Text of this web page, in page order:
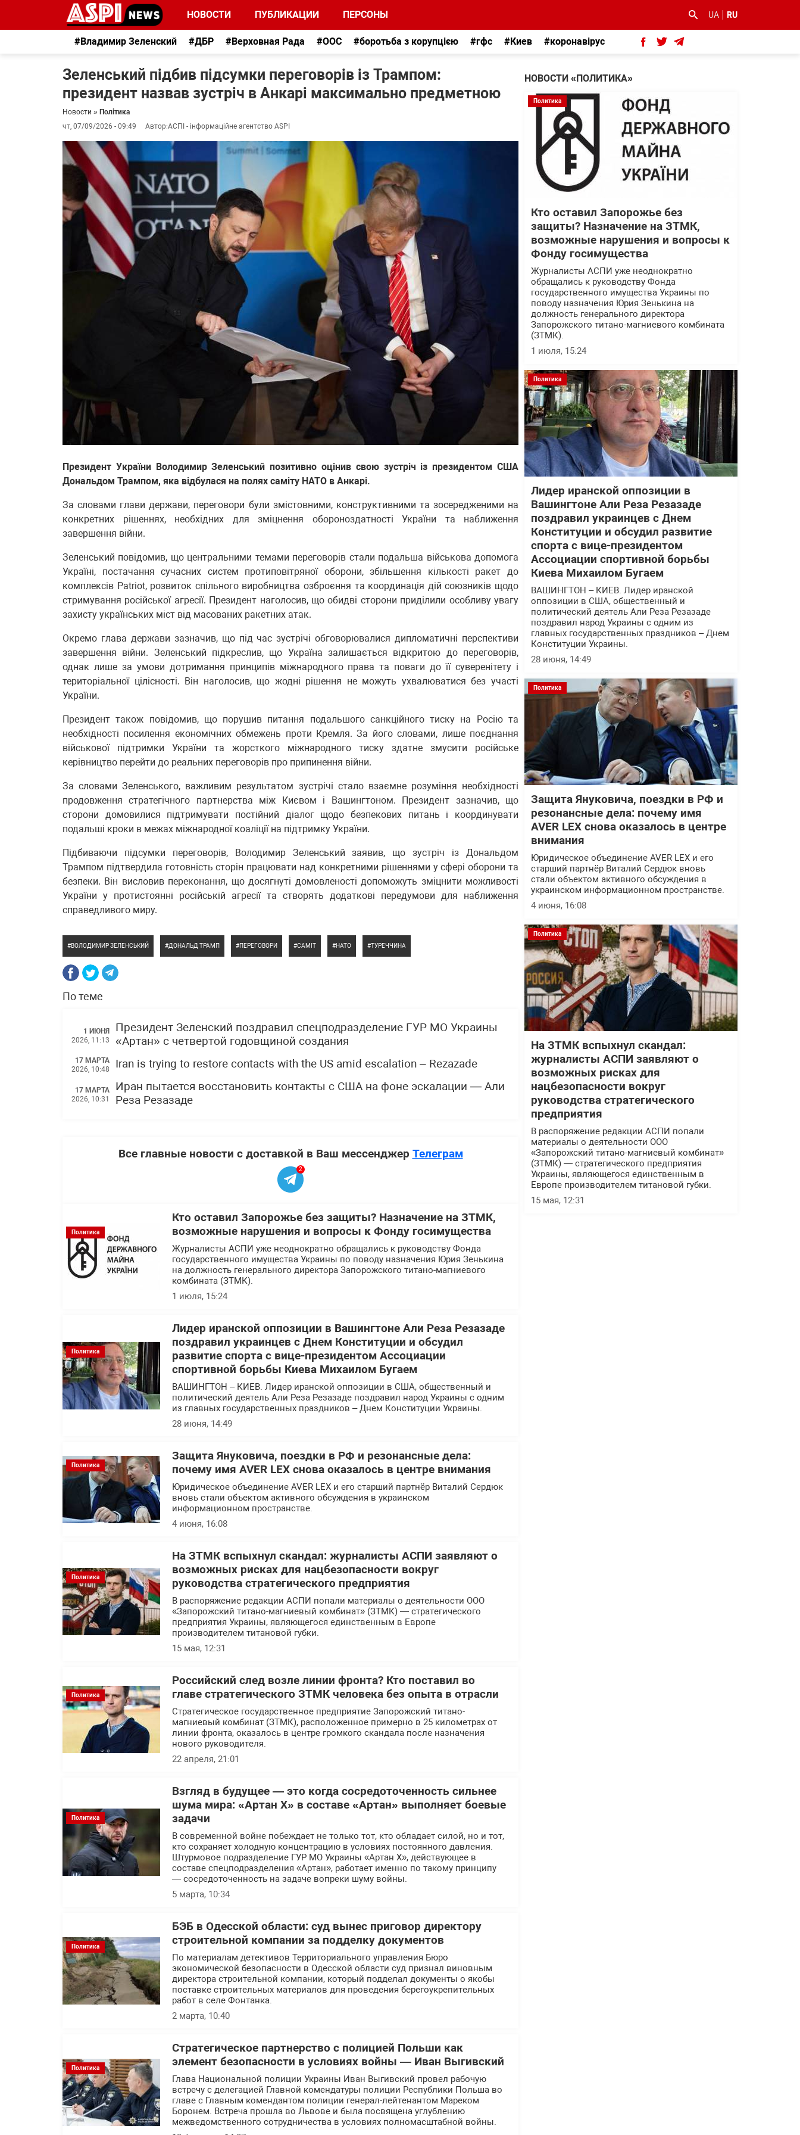
НОВОСТИ ПУБЛИКАЦИИ ПЕРСОНЫ UA RU
#Владимир Зеленский #ДБР #Верховная Рада #ООС #боротьба з корупцією #гфс #Киев #коронавірус
Зеленський підбив підсумки переговорів із Трампом:
президент назвав зустріч в Анкарі максимально предметною
Новости » Політика
чт, 07/09/2026 - 09:49
Автор:АСПІ - інформаційне агентство ASPI
Президент України Володимир Зеленський позитивно оцінив свою зустріч із президентом США
Дональдом Трампом, яка відбулася на полях саміту НАТО в Анкарі.
За словами глави держави, переговори були змістовними, конструктивними та зосередженими на
конкретних рішеннях, необхідних для зміцнення обороноздатності України та наближення
завершення війни.
Зеленський повідомив, що центральними темами переговорів стали подальша військова допомога
Україні, постачання сучасних систем протиповітряної оборони, збільшення кількості ракет до
комплексів Patriot, розвиток спільного виробництва озброєння та координація дій союзників щодо
стримування російської агресії. Президент наголосив, що обидві сторони приділили особливу увагу
захисту українських міст від масованих ракетних атак.
Окремо глава держави зазначив, що під час зустрічі обговорювалися дипломатичні перспективи
завершення війни. Зеленський підкреслив, що Україна залишається відкритою до переговорів,
однак лише за умови дотримання принципів міжнародного права та поваги до її суверенітету і
територіальної цілісності. Він наголосив, що жодні рішення не можуть ухвалюватися без участі
України.
Президент також повідомив, що порушив питання подальшого санкційного тиску на Росію та
необхідності посилення економічних обмежень проти Кремля. За його словами, лише поєднання
військової підтримки України та жорсткого міжнародного тиску здатне змусити російське
керівництво перейти до реальних переговорів про припинення війни.
За словами Зеленського, важливим результатом зустрічі стало взаємне розуміння необхідності
продовження стратегічного партнерства між Києвом і Вашингтоном. Президент зазначив, що
сторони домовилися підтримувати постійний діалог щодо безпекових питань і координувати
подальші кроки в межах міжнародної коаліції на підтримку України.
Підбиваючи підсумки переговорів, Володимир Зеленський заявив, що зустріч із Дональдом
Трампом підтвердила готовність сторін працювати над конкретними рішеннями у сфері оборони та
безпеки. Він висловив переконання, що досягнуті домовленості допоможуть зміцнити можливості
України у протистоянні російській агресії та створять додаткові передумови для наближення
справедливого миру.
ВОЛОДИМИР ЗЕЛЕНСЬКИЙ ДОНАЛЬД ТРАМП ПЕРЕГОВОРИ САМІТ НАТО ТУРЕЧЧИНА
По теме
1 ИЮНЯ
2026, 11:13
Президент Зеленский поздравил спецподразделение ГУР МО Украины
«Артан» с четвертой годовщиной создания
17 МАРТА
2026, 10:48
Iran is trying to restore contacts with the US amid escalation – Rezazade
17 МАРТА
2026, 10:31
Иран пытается восстановить контакты с США на фоне эскалации — Али
Реза Резазаде
Все главные новости с доставкой в Ваш мессенджер Телеграм
2
Политика
Кто оставил Запорожье без защиты? Назначение на ЗТМК,
возможные нарушения и вопросы к Фонду госимущества
Журналисты АСПИ уже неоднократно обращались к руководству Фонда
государственного имущества Украины по поводу назначения Юрия Зенькина
на должность генерального директора Запорожского титано-магниевого
комбината (ЗТМК).
1 июля, 15:24
Политика
Лидер иранской оппозиции в Вашингтоне Али Реза Резазаде
поздравил украинцев с Днем Конституции и обсудил
развитие спорта с вице-президентом Ассоциации
спортивной борьбы Киева Михаилом Бугаем
ВАШИНГТОН – КИЕВ. Лидер иранской оппозиции в США, общественный и
политический деятель Али Реза Резазаде поздравил народ Украины с одним
из главных государственных праздников – Днем Конституции Украины.
28 июня, 14:49
Политика
Защита Януковича, поездки в РФ и резонансные дела:
почему имя AVER LEX снова оказалось в центре внимания
Юридическое объединение AVER LEX и его старший партнёр Виталий Сердюк
вновь стали объектом активного обсуждения в украинском
информационном пространстве.
4 июня, 16:08
Политика
На ЗТМК вспыхнул скандал: журналисты АСПИ заявляют о
возможных рисках для нацбезопасности вокруг
руководства стратегического предприятия
В распоряжение редакции АСПИ попали материалы о деятельности ООО
«Запорожский титано-магниевый комбинат» (ЗТМК) — стратегического
предприятия Украины, являющегося единственным в Европе
производителем титановой губки.
15 мая, 12:31
Политика
Российский след возле линии фронта? Кто поставил во
главе стратегического ЗТМК человека без опыта в отрасли
Стратегическое государственное предприятие Запорожский титано-
магниевый комбинат (ЗТМК), расположенное примерно в 25 километрах от
линии фронта, оказалось в центре громкого скандала после назначения
нового руководителя.
22 апреля, 21:01
Политика
Взгляд в будущее — это когда сосредоточенность сильнее
шума мира: «Артан Х» в составе «Артан» выполняет боевые
задачи
В современной войне побеждает не только тот, кто обладает силой, но и тот,
кто сохраняет холодную концентрацию в условиях постоянного давления.
Штурмовое подразделение ГУР МО Украины «Артан Х», действующее в
составе спецподразделения «Артан», работает именно по такому принципу
— сосредоточенность на задаче вопреки шуму войны.
5 марта, 10:34
Политика
БЭБ в Одесской области: суд вынес приговор директору
строительной компании за подделку документов
По материалам детективов Территориального управления Бюро
экономической безопасности в Одесской области суд признал виновным
директора строительной компании, который подделал документы о якобы
поставке строительных материалов для проведения берегоукрепительных
работ в селе Фонтанка.
2 марта, 10:40
Политика
Стратегическое партнерство с полицией Польши как
элемент безопасности в условиях войны — Иван Выгивский
Глава Национальной полиции Украины Иван Выгивский провел рабочую
встречу с делегацией Главной комендатуры полиции Республики Польша во
главе с Главным комендантом полиции генерал-лейтенантом Мареком
Боронем. Встреча прошла во Львове и была посвящена углублению
межведомственного сотрудничества в условиях полномасштабной войны.
НОВОСТИ «ПОЛИТИКА»
Политика
Кто оставил Запорожье без
защиты? Назначение на ЗТМК,
возможные нарушения и вопросы к
Фонду госимущества
Журналисты АСПИ уже неоднократно
обращались к руководству Фонда
государственного имущества Украины по
поводу назначения Юрия Зенькина на
должность генерального директора
Запорожского титано-магниевого комбината
(ЗТМК).
1 июля, 15:24
Политика
Лидер иранской оппозиции в
Вашингтоне Али Реза Резазаде
поздравил украинцев с Днем
Конституции и обсудил развитие
спорта с вице-президентом
Ассоциации спортивной борьбы
Киева Михаилом Бугаем
ВАШИНГТОН – КИЕВ. Лидер иранской
оппозиции в США, общественный и
политический деятель Али Реза Резазаде
поздравил народ Украины с одним из
главных государственных праздников – Днем
Конституции Украины.
28 июня, 14:49
Политика
Защита Януковича, поездки в РФ и
резонансные дела: почему имя
AVER LEX снова оказалось в центре
внимания
Юридическое объединение AVER LEX и его
старший партнёр Виталий Сердюк вновь
стали объектом активного обсуждения в
украинском информационном пространстве.
4 июня, 16:08
Политика
На ЗТМК вспыхнул скандал:
журналисты АСПИ заявляют о
возможных рисках для
нацбезопасности вокруг
руководства стратегического
предприятия
В распоряжение редакции АСПИ попали
материалы о деятельности ООО
«Запорожский титано-магниевый комбинат»
(ЗТМК) — стратегического предприятия
Украины, являющегося единственным в
Европе производителем титановой губки.
15 мая, 12:31